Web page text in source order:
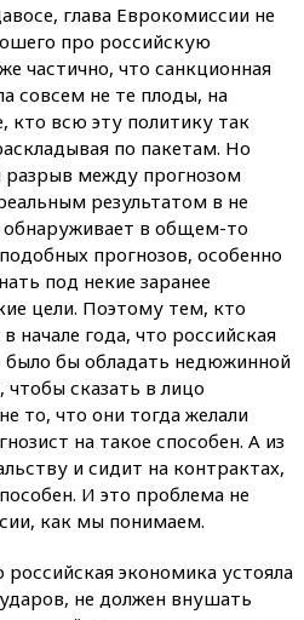
глава Еврокомиссии не
про российскую
частично, что санкционная
совсем не те плоды, на
кто всю эту политику так
по пакетам. Но
разрыв между прогнозом
результатом в не
обнаруживает в общем-то
прогнозов, особенно
под некие заранее
цели. Поэтому тем, кто
года, что российская
было бы обладать недюжинной
сказать в лицо
то, что они тогда желали
на такое способен. А из
и сидит на контрактах,
И это проблема не
как мы понимаем.
российская экономика устояла
не должен внушать